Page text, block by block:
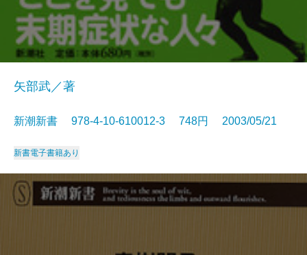
矢部武／著
新潮新書 978-4-10-610012-3 748円 2003/05/21
新書電子書籍あり